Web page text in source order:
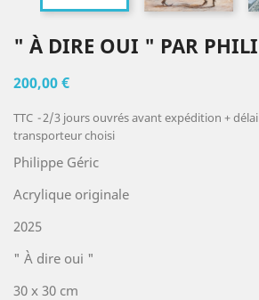
" À DIRE OUI " PAR
200,00 €
TTC
2/3 jours ouvrés avant expédition +
transporteur choisi
Philippe Géric
Acrylique originale
2025
" À dire oui "
30 x 30 cm